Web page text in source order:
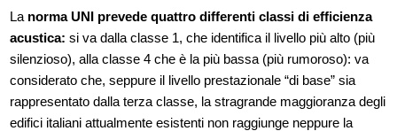
La norma UNI prevede quattro differenti classi di efficienza
acustica: si va dalla classe 1, che identifica il livello più alto (più
silenzioso), alla classe 4 che è la più bassa (più rumoroso): va
considerato che, seppure il livello prestazionale “di base” sia
rappresentato dalla terza classe, la stragrande maggioranza degli
edifici italiani attualmente esistenti non raggiunge neppure la